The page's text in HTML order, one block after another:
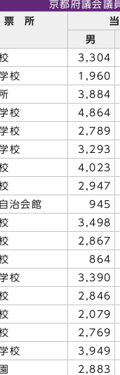
京都府議会議
票 所
男
3,304
校 1,960
3,884
校 4,864
校 2,789
校 3,293
4,023
2,947
治会館 945
3,498
2,867
864
校 3,390
2,846
2,079
2,769
校 3,949
2,883